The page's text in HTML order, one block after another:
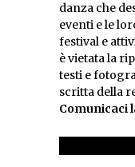
danza che
eventi e le
festival e
è vietata la
testi e
scritta della
Comunicaci